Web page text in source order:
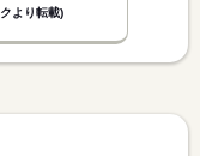
より転載)